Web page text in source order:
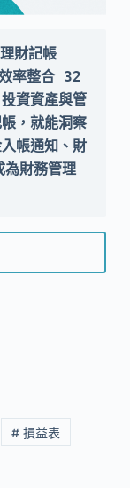
財記帳
率整合 32
資資產與管
，就能洞察
帳通知、財
財務管理
# 損益表